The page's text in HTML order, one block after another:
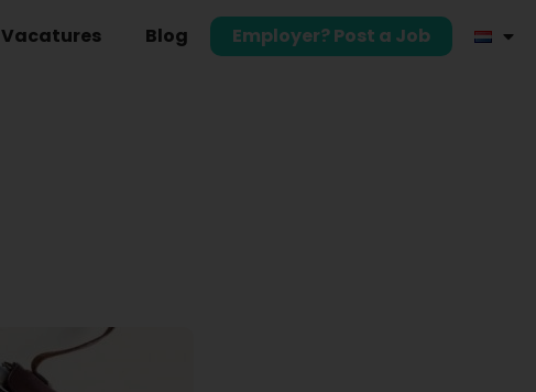
Vacatures Blog Employer? Post a Job